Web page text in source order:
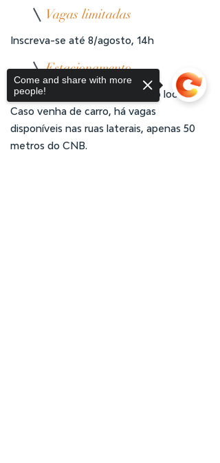
Vagas limitadas
Inscreva-se até 8/agosto, 14h
Estacionamento
Não temos estacionamento no local.
Caso venha de carro, há vagas
disponíveis nas ruas laterais, apenas 50
metros do CNB.
Come and share with more
people!